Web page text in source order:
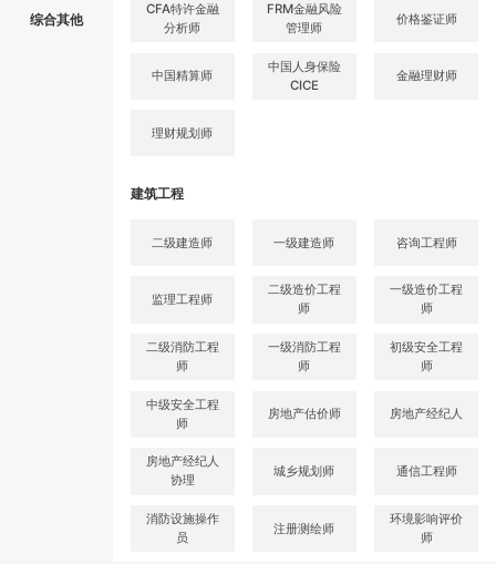
综合其他
CFA特许金融
分析师
FRM金融风险
管理师
价格鉴证师
中国精算师
中国人身保险
CICE
金融理财师
理财规划师
建筑工程
二级建造师 一级建造师 咨询工程师
监理工程师
二级造价工程
师
一级造价工程
师
二级消防工程
师
一级消防工程
师
初级安全工程
师
中级安全工程
师
房地产估价师 房地产经纪人
房地产经纪人
协理
城乡规划师 通信工程师
消防设施操作
员
注册测绘师
环境影响评价
师